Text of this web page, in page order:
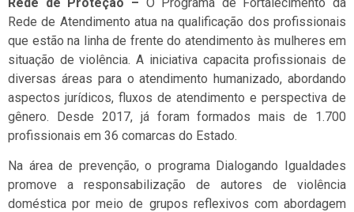
Rede de Atendimento atua na qualificação dos profissionais
que estão na linha de frente do atendimento às mulheres em
situação de violência. A iniciativa capacita profissionais de
diversas áreas para o atendimento humanizado, abordando
aspectos jurídicos, fluxos de atendimento e perspectiva de
gênero. Desde 2017, já foram formados mais de 1.700
profissionais em 36 comarcas do Estado.
Na área de prevenção, o programa Dialogando Igualdades
promove a responsabilização de autores de violência
doméstica por meio de grupos reflexivos com abordagem